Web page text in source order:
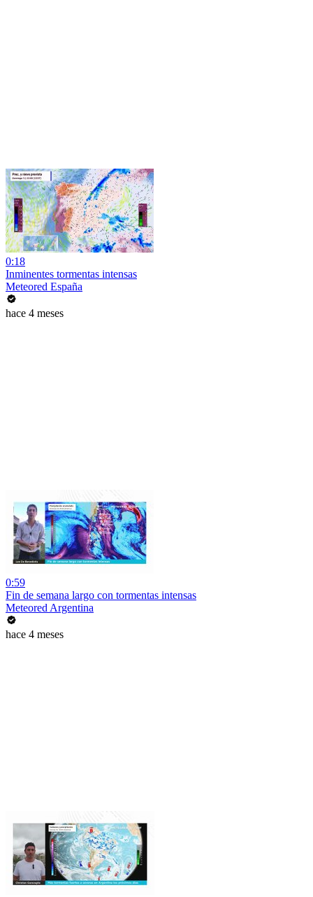
0:18
Inminentes tormentas intensas
Meteored España
hace 4 meses
0:59
Fin de semana largo con tormentas intensas
Meteored Argentina
hace 4 meses